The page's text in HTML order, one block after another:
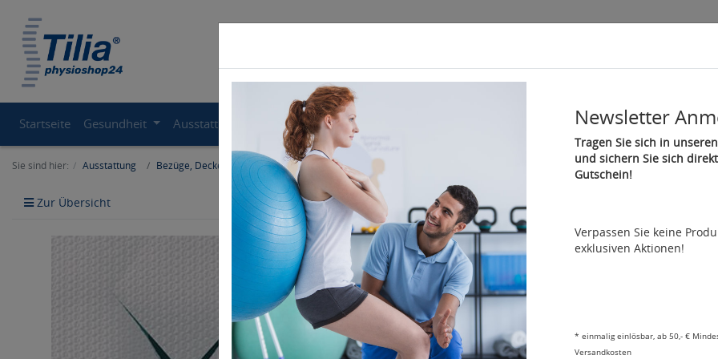
Startseite Gesundheit Ausstattung Therapiegeräte Fitness und Reha Sport
Newsletter
Tragen Sie sich in
und sichern Sie sich
Gutschein!
Verpassen Sie keine
exklusiven Aktionen!
* einmalig einlösbar, ab 50,- €
Versandkosten
Sie sind hier: Ausstattung Bezüge, Decken, Handtücher
Zur Übersicht Artikel zurück
Nasenschlitztücher 30 x 21 cm, VE 100
Artikelnummer: 20201
hygienischen Gebrauch, Abdeckung von Kopfteilen
0,13 €/Stück
12,97 € *